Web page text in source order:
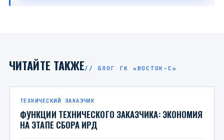
ЧИТАЙТЕ ТАКЖЕ// БЛОГ ГК «ВОСТОК-С»
ТЕХНИЧЕСКИЙ ЗАКАЗЧИК
ФУНКЦИИ ТЕХНИЧЕСКОГО ЗАКАЗЧИКА: ЭКОНОМИЯ
НА ЭТАПЕ СБОРА ИРД